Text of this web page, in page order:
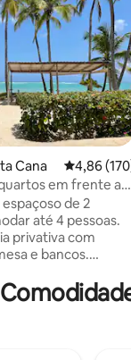
Cana 4,86 de
4,86
em frente ao
de 2
até 4 pessoas.
privativa com
e bancos.
terraços com
king size e cama